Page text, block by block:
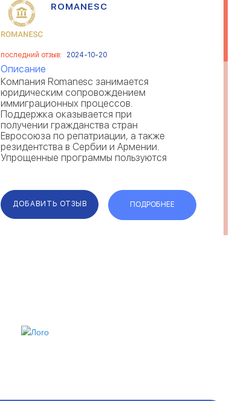
ROMANESC
последний отзыв: 2024-10-20
Описание
Компания Romanesc занимается
юридическим сопровождением
иммиграционных процессов.
Поддержка оказывается при
получении гражданства стран
Евросоюза по репатриации, а также
резидентства в Сербии и Армении.
Упрощенные программы пользуются
Прописанные в договоре гарантии,
говорят об ответственности и
надежности ...
ДОБАВИТЬ ОТЗЫВ ПОДРОБНЕЕ